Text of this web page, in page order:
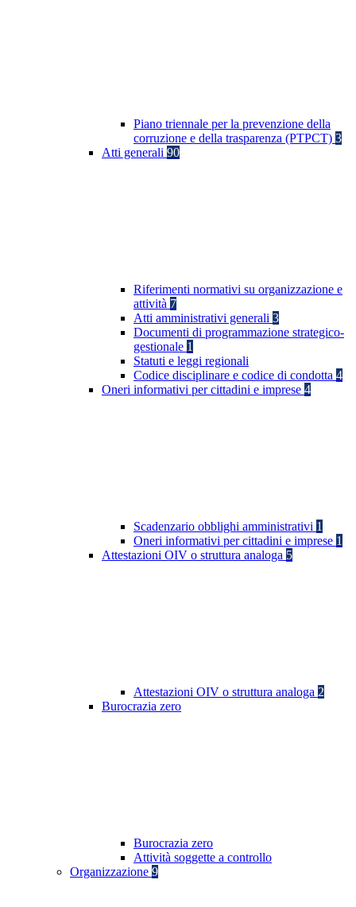
Piano triennale per la prevenzione della
corruzione e della trasparenza (PTPCT) 3
Atti generali 90
Riferimenti normativi su organizzazione e
attività 7
Atti amministrativi generali 3
Documenti di programmazione strategico-
gestionale 1
Statuti e leggi regionali
Codice disciplinare e codice di condotta 4
Oneri informativi per cittadini e imprese 4
Scadenzario obblighi amministrativi 1
Oneri informativi per cittadini e imprese 1
Attestazioni OIV o struttura analoga 5
Attestazioni OIV o struttura analoga 2
Burocrazia zero
Burocrazia zero
Attività soggette a controllo
Organizzazione 9